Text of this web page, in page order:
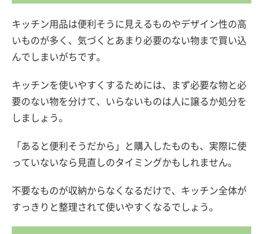
キッチン用品は便利そうに見えるものやデザイン性の高
いものが多く、気づくとあまり必要のない物まで買い込
んでしまいがちです。
キッチンを使いやすくするためには、まず必要な物と必
要のない物を分けて、いらないものは人に譲るか処分を
しましょう。
「あると便利そうだから」と購入したものも、実際に使
っていないなら見直しのタイミングかもしれません。
不要なものが収納からなくなるだけで、キッチン全体が
すっきりと整理されて使いやすくなるでしょう。